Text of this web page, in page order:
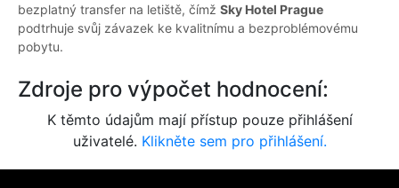
bezplatný transfer na letiště, čímž Sky Hotel Prague
podtrhuje svůj závazek ke kvalitnímu a bezproblémovému
pobytu.
Zdroje pro výpočet hodnocení:
K těmto údajům mají přístup pouze přihlášení
uživatelé. Klikněte sem pro přihlášení.